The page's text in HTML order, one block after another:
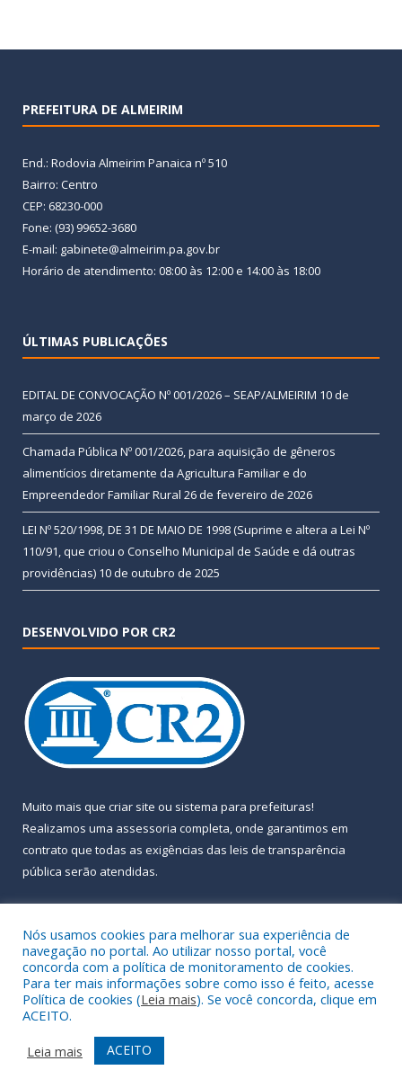
PREFEITURA DE ALMEIRIM
End.: Rodovia Almeirim Panaica nº 510
Bairro: Centro
CEP: 68230-000
Fone: (93) 99652-3680
E-mail: gabinete@almeirim.pa.gov.br
Horário de atendimento: 08:00 às 12:00 e 14:00 às 18:00
ÚLTIMAS PUBLICAÇÕES
EDITAL DE CONVOCAÇÃO Nº 001/2026 – SEAP/ALMEIRIM 10 de
março de 2026
Chamada Pública Nº 001/2026, para aquisição de gêneros
alimentícios diretamente da Agricultura Familiar e do
Empreendedor Familiar Rural 26 de fevereiro de 2026
LEI Nº 520/1998, DE 31 DE MAIO DE 1998 (Suprime e altera a Lei Nº
110/91, que criou o Conselho Municipal de Saúde e dá outras
providências) 10 de outubro de 2025
DESENVOLVIDO POR CR2
Muito mais que criar site ou sistema para prefeituras!
Realizamos uma assessoria completa, onde garantimos em
contrato que todas as exigências das leis de transparência
pública serão atendidas.
Todos os direitos reservados a Prefeitura Municipal de Almeirim.
Mapa do Site
Acessar Área Administrativa
Acessar Webmail
Nós usamos cookies para melhorar sua experiência de
navegação no portal. Ao utilizar nosso portal, você
concorda com a política de monitoramento de cookies.
Para ter mais informações sobre como isso é feito, acesse
Política de cookies (Leia mais). Se você concorda, clique em
ACEITO.
Leia mais
ACEITO